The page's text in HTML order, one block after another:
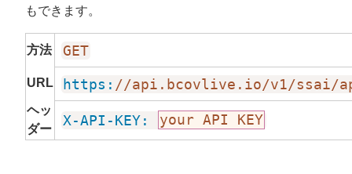
もできます。
方法 GET
URL https: //api.bcovlive.io/v1/ssai/
ヘッ
ダー
X-API-KEY: your API KEY